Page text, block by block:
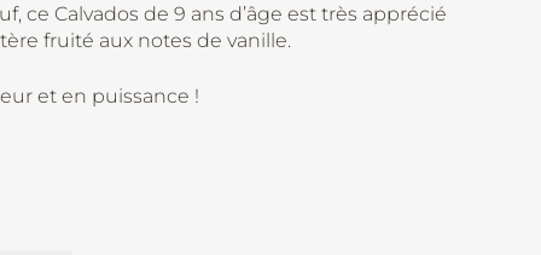
ce Calvados de 9 ans d’âge est très apprécié
fruité aux notes de vanille.
et en puissance !